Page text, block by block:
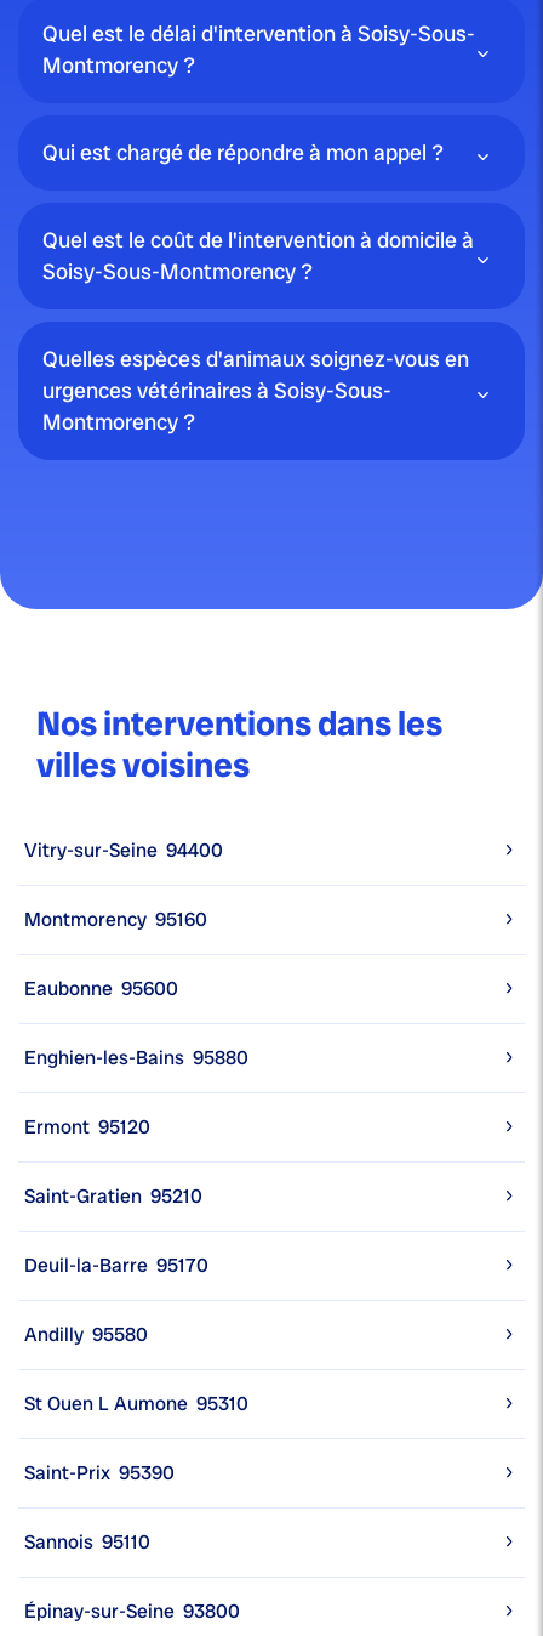
Quel est le délai d'intervention à Soisy-Sous-
Montmorency ?
Qui est chargé de répondre à mon appel ?
Quel est le coût de l'intervention à domicile à
Soisy-Sous-Montmorency ?
Quelles espèces d'animaux soignez-vous en
urgences vétérinaires à Soisy-Sous-
Montmorency ?
Nos interventions dans les
villes voisines
Vitry-sur-Seine 94400
Montmorency 95160
Eaubonne 95600
Enghien-les-Bains 95880
Ermont 95120
Saint-Gratien 95210
Deuil-la-Barre 95170
Andilly 95580
St Ouen L Aumone 95310
Saint-Prix 95390
Sannois 95110
Épinay-sur-Seine 93800